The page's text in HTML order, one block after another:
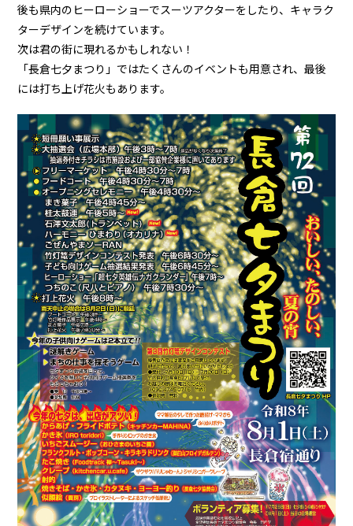
後も県内のヒーローショーでスーツアクターをしたり、キャラク
ターデザインを続けています。
次は君の街に現れるかもしれない！
「長倉七夕まつり」ではたくさんのイベントも用意され、最後
には打ち上げ花火もあります。